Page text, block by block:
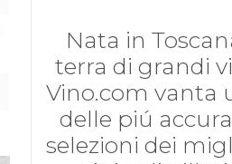
Nata in
terra di grandi
Vino.com vanta
delle piú
selezioni dei